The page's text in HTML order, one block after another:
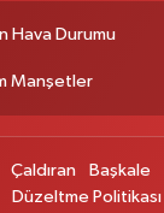
Hava Durumu
Manşetler
Çaldıran Başkale
Düzeltme Politikası